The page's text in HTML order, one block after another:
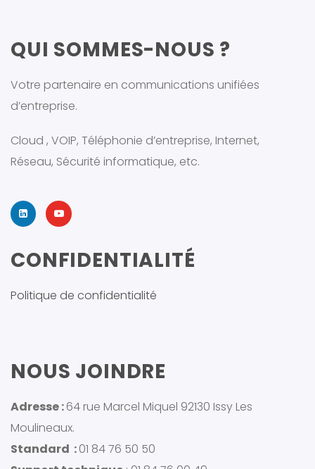
QUI SOMMES-NOUS ?
Votre partenaire en communications unifiées
d’entreprise.
Cloud , VOIP, Téléphonie d’entreprise, Internet,
Réseau, Sécurité informatique, etc.
CONFIDENTIALITÉ
Politique de confidentialité
NOUS JOINDRE
Adresse :64 rue Marcel Miquel 92130 Issy Les
Moulineaux.
Standard :01 84 76 50 50